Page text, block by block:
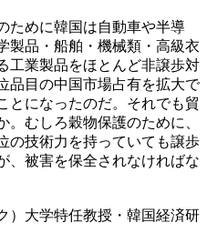
ために韓国は自動車や半導
製品・船舶・機械類・高級衣
工業製品をほとんど非譲歩対
品目の中国市場占有を拡大で
とになったのだ。それでも貿
むしろ穀物保護のために、
の技術力を持っていても譲歩
、被害を保全されなければな
）大学特任教授・韓国経済研